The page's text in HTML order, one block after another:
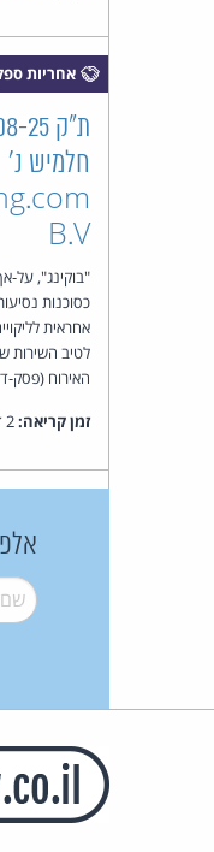
אחריות
ת"ק
חלמיש נ'
B.V
"בוקינג",
כסוכנות
אחראית
לטיב השירות
האירוח (פסק-
זמן קריאה:
שם